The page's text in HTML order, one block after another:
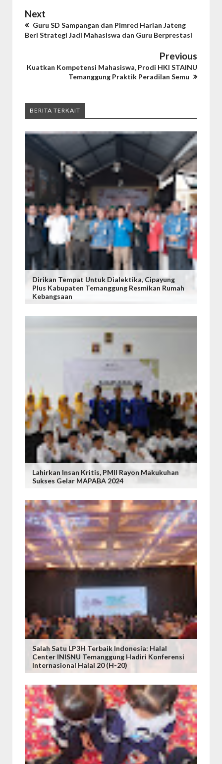
Next
Guru SD Sampangan dan Pimred Harian Jateng
Beri Strategi Jadi Mahasiswa dan Guru Berprestasi
Previous
Kuatkan Kompetensi Mahasiswa, Prodi HKI STAINU
Temanggung Praktik Peradilan Semu
BERITA TERKAIT
Dirikan Tempat Untuk Dialektika, Cipayung
Plus Kabupaten Temanggung Resmikan Rumah
Kebangsaan
Lahirkan Insan Kritis, PMII Rayon Makukuhan
Sukses Gelar MAPABA 2024
Salah Satu LP3H Terbaik Indonesia: Halal
Center INISNU Temanggung Hadiri Konferensi
Internasional Halal 20 (H-20)